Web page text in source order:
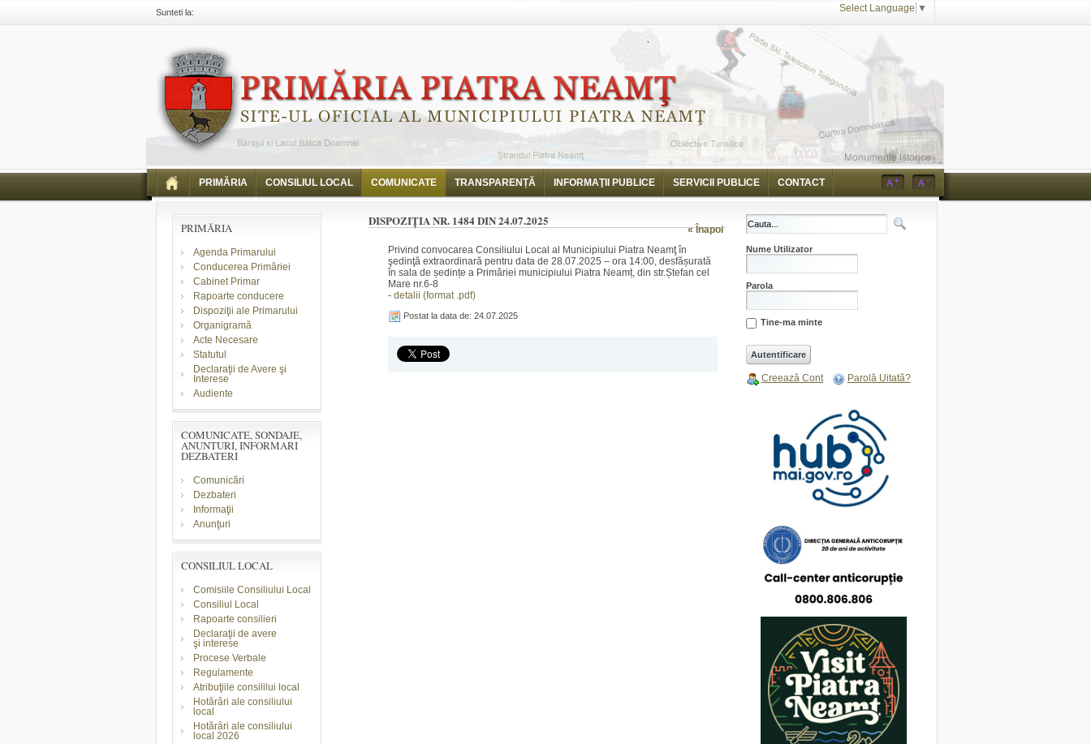
Sunteti la: Select Language ▼
PRIMĂRIA CONSILIUL LOCAL COMUNICATE TRANSPARENȚĂ INFORMAŢII PUBLICE SERVICII PUBLICE CONTACT
PRIMĂRIA
Agenda Primarului
Conducerea Primăriei
Cabinet Primar
Rapoarte conducere
Dispoziţii ale Primarului
Organigramă
Acte Necesare
Statutul
Declaraţii de Avere şi
Interese
Audiente
COMUNICATE, SONDAJE,
ANUNTURI, INFORMARI
DEZBATERI
Comunicări
Dezbateri
Informaţii
Anunţuri
CONSILIUL LOCAL
Comisiile Consiliului Local
Consiliul Local
Rapoarte consilieri
Declaraţii de avere
şi interese
Procese Verbale
Regulamente
Atribuţiile consililui local
Hotărâri ale consiliului
local
Hotărâri ale consiliului
local 2026
« Înapoi
DISPOZIȚIA NR. 1484 DIN 24.07.2025
Privind convocarea Consiliului Local al Municipiului Piatra Neamţ în
şedinţă extraordinară pentru data de 28.07.2025 – ora 14:00, desfășurată
în sala de ședințe a Primăriei municipiului Piatra Neamț, din str.Ștefan cel
Mare nr.6-8
- detalii (format .pdf)
Postat la data de: 24.07.2025
Nume Utilizator
Parola
Tine-ma minte
Creează Cont Parolă Uitată?